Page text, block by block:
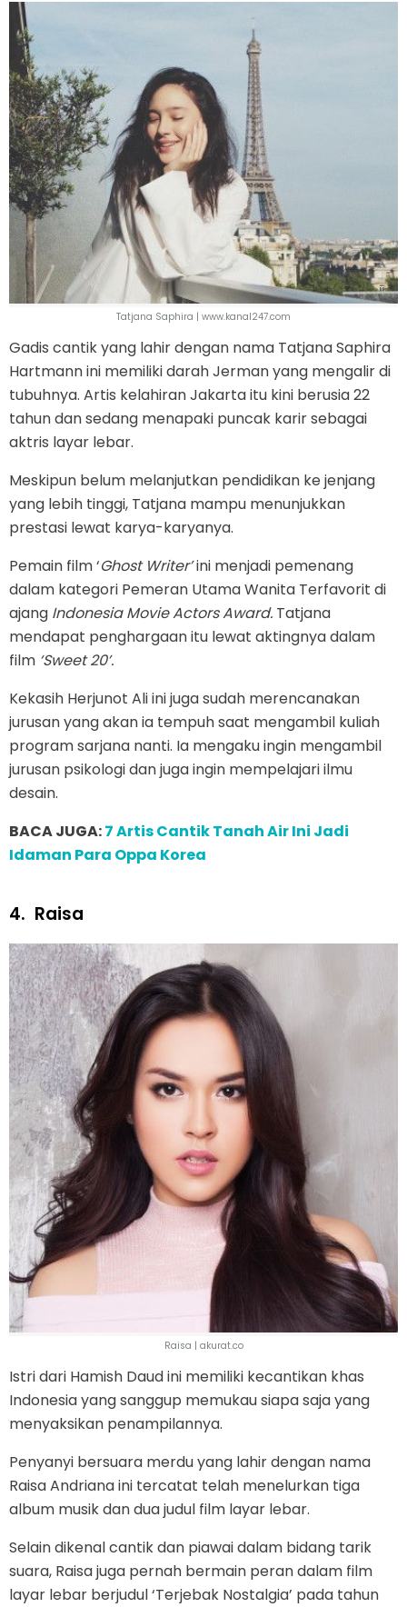
Tatjana Saphira | www.kanal247.com
Gadis cantik yang lahir dengan nama Tatjana Saphira
Hartmann ini memiliki darah Jerman yang mengalir di
tubuhnya. Artis kelahiran Jakarta itu kini berusia 22
tahun dan sedang menapaki puncak karir sebagai
aktris layar lebar.
Meskipun belum melanjutkan pendidikan ke jenjang
yang lebih tinggi, Tatjana mampu menunjukkan
prestasi lewat karya-karyanya.
Pemain film ‘Ghost Writer’ini menjadi pemenang
dalam kategori Pemeran Utama Wanita Terfavorit di
ajang Indonesia Movie Actors Award. Tatjana
mendapat penghargaan itu lewat aktingnya dalam
film ‘Sweet 20’.
Kekasih Herjunot Ali ini juga sudah merencanakan
jurusan yang akan ia tempuh saat mengambil kuliah
program sarjana nanti. Ia mengaku ingin mengambil
jurusan psikologi dan juga ingin mempelajari ilmu
desain.
BACA JUGA:7 Artis Cantik Tanah Air Ini Jadi
Idaman Para Oppa Korea
4. Raisa
Raisa | akurat.co
Istri dari Hamish Daud ini memiliki kecantikan khas
Indonesia yang sanggup memukau siapa saja yang
menyaksikan penampilannya.
Penyanyi bersuara merdu yang lahir dengan nama
Raisa Andriana ini tercatat telah menelurkan tiga
album musik dan dua judul film layar lebar.
Selain dikenal cantik dan piawai dalam bidang tarik
suara, Raisa juga pernah bermain peran dalam film
layar lebar berjudul ‘Terjebak Nostalgia’ pada tahun